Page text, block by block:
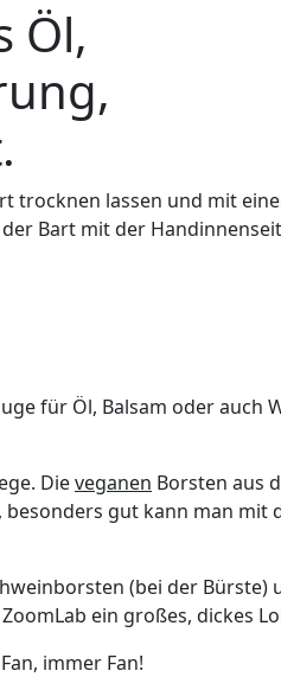
Öl,
trocknen lassen und mit
Bart mit der
für Öl, Balsam oder auch
Dieveganen Borsten aus
gut kann man mit
(bei der
ein großes, dickes
immer Fan!